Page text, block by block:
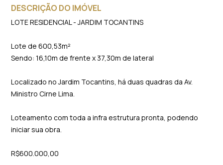
DESCRIÇÃO DO IMÓVEL
LOTE RESIDENCIAL - JARDIM TOCANTINS
Lote de 600,53m²
Sendo: 16,10m de frente x 37,30m de lateral
Localizado no Jardim Tocantins, há duas quadras da Av.
Ministro Cirne Lima.
Loteamento com toda a infra estrutura pronta, podendo
iniciar sua obra.
R$600.000,00